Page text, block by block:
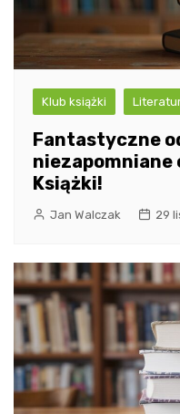
Klub książki
Fantastyczne
niezapomniane
Książki!
Jan Walczak 29